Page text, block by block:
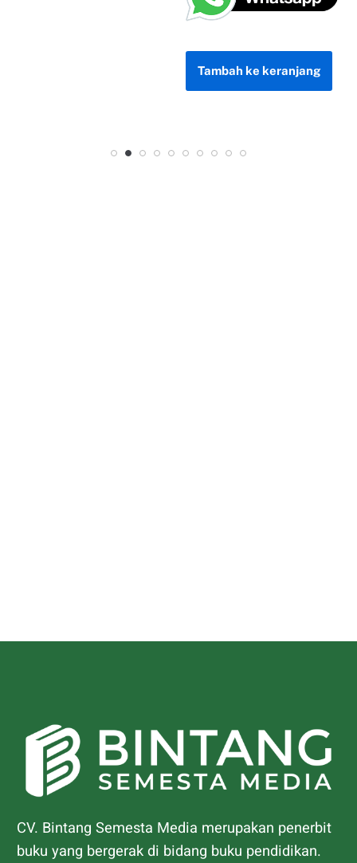
Tambah ke keranjang
CV. Bintang Semesta Media merupakan penerbit
buku yang bergerak di bidang buku pendidikan.